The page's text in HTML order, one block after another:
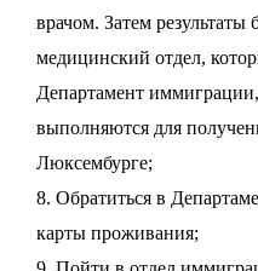
врачом. Затем результаты
медицинский отдел,
Департамент
выполняются для
Люксембурге;
8. Обратиться в
карты проживания;